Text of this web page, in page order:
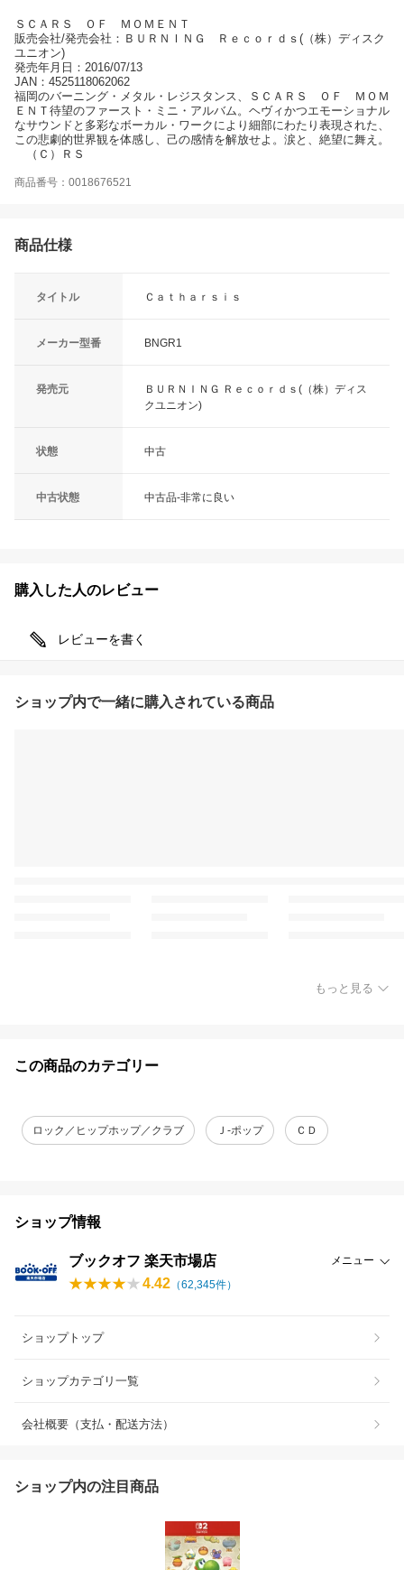
ＳＣＡＲＳ ＯＦ ＭＯＭＥＮＴ
販売会社/発売会社：ＢＵＲＮＩＮＧ Ｒｅｃｏｒｄｓ(（株）ディスク
ユニオン)
発売年月日：2016/07/13
JAN：4525118062062
福岡のバーニング・メタル・レジスタンス、ＳＣＡＲＳ ＯＦ ＭＯＭ
ＥＮＴ待望のファースト・ミニ・アルバム。ヘヴィかつエモーショナル
なサウンドと多彩なボーカル・ワークにより細部にわたり表現された、
この悲劇的世界観を体感し、己の感情を解放せよ。涙と、絶望に舞え。
（Ｃ）ＲＳ
商品番号：0018676521
商品仕様
タイトル Ｃａｔｈａｒｓｉｓ
メーカー型番 BNGR1
発売元
ＢＵＲＮＩＮＧ Ｒｅｃｏｒｄｓ(（株）ディス
クユニオン)
状態 中古
中古状態 中古品-非常に良い
購入した人のレビュー
レビューを書く
ショップ内で一緒に購入されている商品
もっと見る
この商品のカテゴリー
ロック／ヒップホップ／クラブ Ｊ‐ポップ ＣＤ
ショップ情報
ブックオフ 楽天市場店 メニュー
4.42 （62,345件）
ショップトップ
ショップカテゴリ一覧
会社概要（支払・配送方法）
ショップ内の注目商品